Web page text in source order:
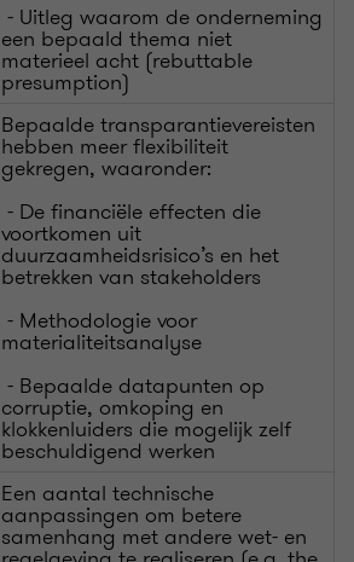
- Uitleg waarom de onderneming
een bepaald thema niet
materieel acht (rebuttable
presumption)
Bepaalde transparantievereisten
hebben meer flexibiliteit
gekregen, waaronder:
- De financiële effecten die
voortkomen uit
duurzaamheidsrisico’s en het
betrekken van stakeholders
- Methodologie voor
materialiteitsanalyse
- Bepaalde datapunten op
corruptie, omkoping en
klokkenluiders die mogelijk zelf
beschuldigend werken
Een aantal technische
aanpassingen om betere
samenhang met andere wet- en